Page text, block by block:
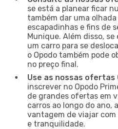
se está a planear ficar
também dar uma
escapadinhas e fins de
Munique. Além disso,
um carro para se
o Opodo também pode
no preço final.
Use as nossas ofertas
inscrever no Opodo
de grandes ofertas em
carros ao longo do ano,
vantagem de viajar
e tranquilidade.